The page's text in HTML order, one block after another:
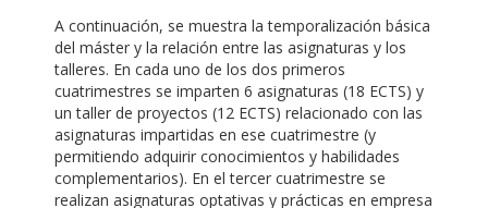
A continuación, se muestra la temporalización básica
del máster y la relación entre las asignaturas y los
talleres. En cada uno de los dos primeros
cuatrimestres se imparten 6 asignaturas (18 ECTS) y
un taller de proyectos (12 ECTS) relacionado con las
asignaturas impartidas en ese cuatrimestre (y
permitiendo adquirir conocimientos y habilidades
complementarios). En el tercer cuatrimestre se
realizan asignaturas optativas y prácticas en empresa